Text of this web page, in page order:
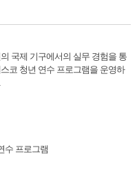
국제 기구에서의 실무 경험을 통
코 청년 연수 프로그램을 운영하
수 프로그램